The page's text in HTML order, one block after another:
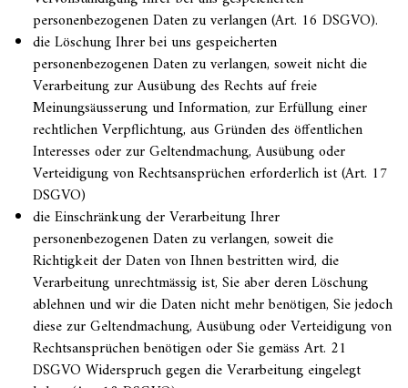
personenbezogenen Daten zu verlangen (Art. 16 DSGVO).
die Löschung Ihrer bei uns gespeicherten
personenbezogenen Daten zu verlangen, soweit nicht die
Verarbeitung zur Ausübung des Rechts auf freie
Meinungsäusserung und Information, zur Erfüllung einer
rechtlichen Verpflichtung, aus Gründen des öffentlichen
Interesses oder zur Geltendmachung, Ausübung oder
Verteidigung von Rechtsansprüchen erforderlich ist (Art. 17
DSGVO)
die Einschränkung der Verarbeitung Ihrer
personenbezogenen Daten zu verlangen, soweit die
Richtigkeit der Daten von Ihnen bestritten wird, die
Verarbeitung unrechtmässig ist, Sie aber deren Löschung
ablehnen und wir die Daten nicht mehr benötigen, Sie jedoch
diese zur Geltendmachung, Ausübung oder Verteidigung von
Rechtsansprüchen benötigen oder Sie gemäss Art. 21
DSGVO Widerspruch gegen die Verarbeitung eingelegt